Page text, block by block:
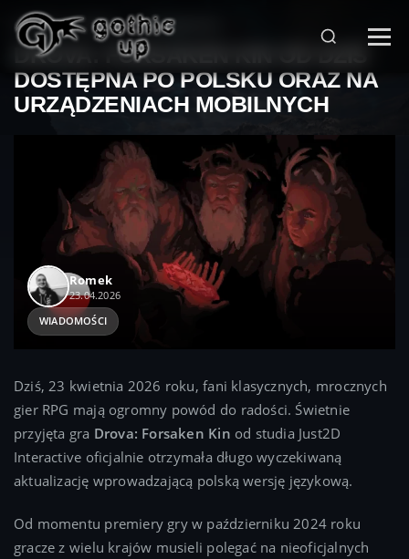
STRONA GŁÓWNA > WIADOMOŚCI
DROVA: FORSAKEN KIN OD DZIŚ
DOSTĘPNA PO POLSKU ORAZ NA
URZĄDZENIACH MOBILNYCH
Romek
23.04.2026
WIADOMOŚCI
Dziś, 23 kwietnia 2026 roku, fani klasycznych, mrocznych
gier RPG mają ogromny powód do radości. Świetnie
przyjęta gra Drova: Forsaken Kin od studia Just2D
Interactive oficjalnie otrzymała długo wyczekiwaną
aktualizację wprowadzającą polską wersję językową.
Od momentu premiery gry w październiku 2024 roku
gracze z wielu krajów musieli polegać na nieoficjalnych